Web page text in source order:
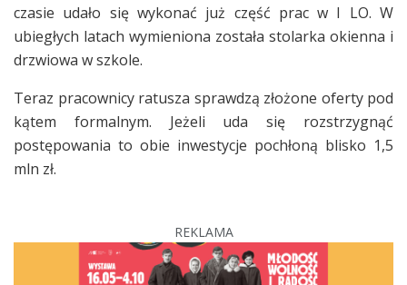
czasie udało się wykonać już część prac w I LO. W
ubiegłych latach wymieniona została stolarka okienna i
drzwiowa w szkole.
Teraz pracownicy ratusza sprawdzą złożone oferty pod
kątem formalnym. Jeżeli uda się rozstrzygnąć
postępowania to obie inwestycje pochłoną blisko 1,5
mln zł.
REKLAMA